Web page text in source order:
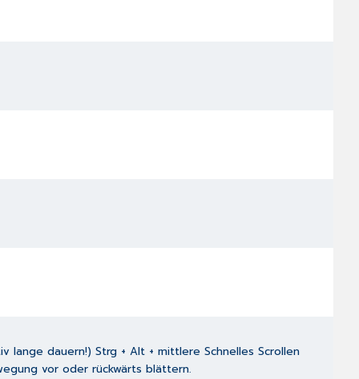
dauern!) Strg + Alt + mittlere Schnelles Scrollen
vor oder rückwärts blättern.